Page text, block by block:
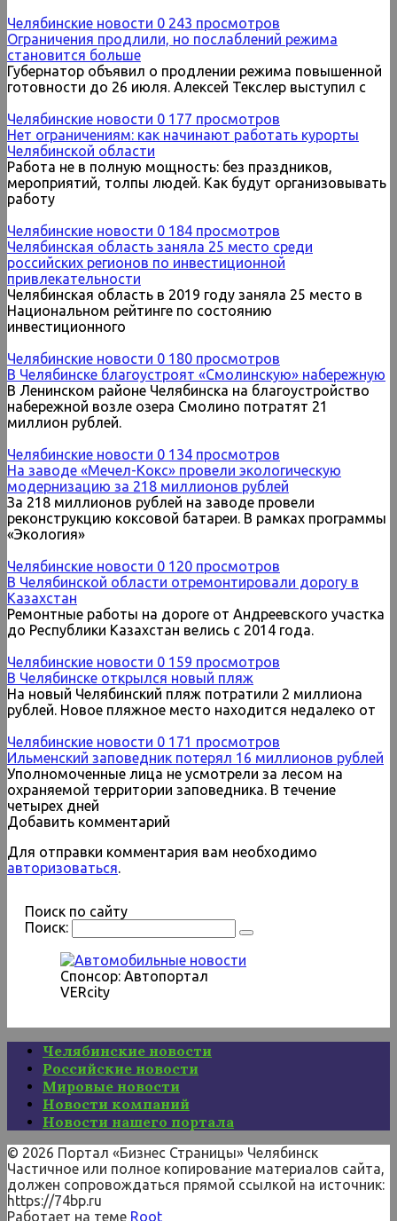
Челябинские новости 0 243 просмотров
Ограничения продлили, но послаблений режима
становится больше
Губернатор объявил о продлении режима повышенной
готовности до 26 июля. Алексей Текслер выступил с
Челябинские новости 0 177 просмотров
Нет ограничениям: как начинают работать курорты
Челябинской области
Работа не в полную мощность: без праздников,
мероприятий, толпы людей. Как будут организовывать
работу
Челябинские новости 0 184 просмотров
Челябинская область заняла 25 место среди
российских регионов по инвестиционной
привлекательности
Челябинская область в 2019 году заняла 25 место в
Национальном рейтинге по состоянию
инвестиционного
Челябинские новости 0 180 просмотров
В Челябинске благоустроят «Смолинскую» набережную
В Ленинском районе Челябинска на благоустройство
набережной возле озера Смолино потратят 21
миллион рублей.
Челябинские новости 0 134 просмотров
На заводе «Мечел-Кокс» провели экологическую
модернизацию за 218 миллионов рублей
За 218 миллионов рублей на заводе провели
реконструкцию коксовой батареи. В рамках программы
«Экология»
Челябинские новости 0 120 просмотров
В Челябинской области отремонтировали дорогу в
Казахстан
Ремонтные работы на дороге от Андреевского участка
до Республики Казахстан велись с 2014 года.
Челябинские новости 0 159 просмотров
В Челябинске открылся новый пляж
На новый Челябинский пляж потратили 2 миллиона
рублей. Новое пляжное место находится недалеко от
Челябинские новости 0 171 просмотров
Ильменский заповедник потерял 16 миллионов рублей
Уполномоченные лица не усмотрели за лесом на
охраняемой территории заповедника. В течение
четырех дней
Добавить комментарий
Для отправки комментария вам необходимо
авторизоваться.
Поиск по сайту
Поиск:
Спонсор: Автопортал
VERcity
Челябинские новости
Российские новости
Мировые новости
Новости компаний
Новости нашего портала
© 2026 Портал «Бизнес Страницы» Челябинск
Частичное или полное копирование материалов сайта,
должен сопровождаться прямой ссылкой на источник:
https://74bp.ru
Работает на теме Root